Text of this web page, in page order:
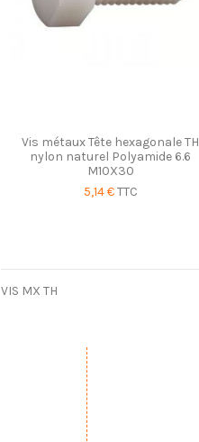
Vis métaux Tête hexagonale TH
nylon naturel Polyamide 6.6
M10X30
5,14 €TTC
VIS MX TH